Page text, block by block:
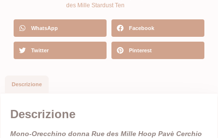
des Mille Stardust Ten
WhatsApp Facebook
Twitter Pinterest
Descrizione
Descrizione
Mono-Orecchino donna Rue des Mille Hoop Pavè Cerchio